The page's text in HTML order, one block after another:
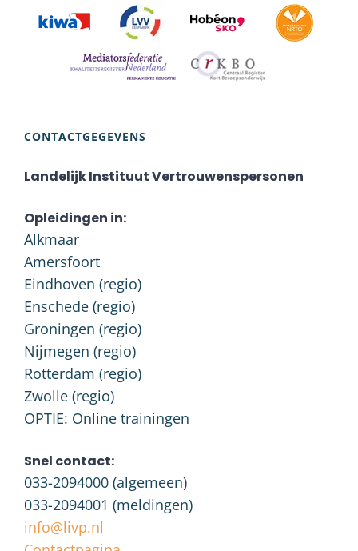
CONTACTGEGEVENS
Landelijk Instituut Vertrouwenspersonen
Opleidingen in:
Alkmaar
Amersfoort
Eindhoven (regio)
Enschede (regio)
Groningen (regio)
Nijmegen (regio)
Rotterdam (regio)
Zwolle (regio)
OPTIE: Online trainingen
Snel contact:
033-2094000 (algemeen)
033-2094001 (meldingen)
info@livp.nl